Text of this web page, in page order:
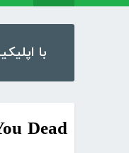
با اپلیکیشن کتابراه، بیش
Dead